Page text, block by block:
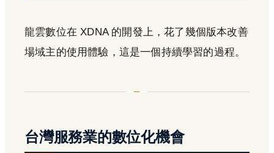
龍雲數位在 XDNA 的開發上，花了幾個版本改善
場域主的使用體驗，這是一個持續學習的過程。
台灣服務業的數位化機會